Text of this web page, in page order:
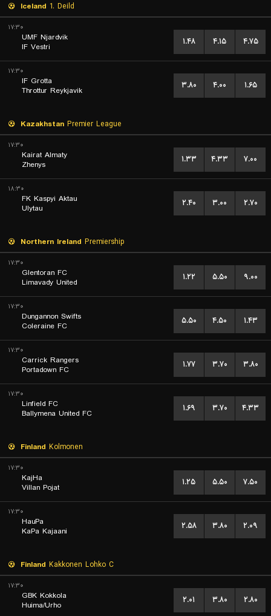
Iceland 1. Deild
۱۷:۳۰
UMF Njardvik
IF Vestri
۱.۴۸ ۴.۱۵ ۴.۷۵
۱۷:۳۰
IF Grotta
Throttur Reykjavik
۳.۸۰ ۴.۰۰ ۱.۶۵
Kazakhstan Premier League
۱۷:۳۰
Kairat Almaty
Zhenys
۱.۳۳ ۴.۳۳ ۷.۰۰
۱۸:۳۰
FK Kaspyi Aktau
Ulytau
۲.۴۰ ۳.۰۰ ۲.۷۰
Northern Ireland Premiership
۱۷:۳۰
Glentoran FC
Limavady United
۱.۲۲ ۵.۵۰ ۹.۰۰
۱۷:۳۰
Dungannon Swifts
Coleraine FC
۵.۵۰ ۴.۵۰ ۱.۴۳
۱۷:۳۰
Carrick Rangers
Portadown FC
۱.۷۷ ۳.۷۰ ۳.۸۰
۱۷:۳۰
Linfield FC
Ballymena United FC
۱.۶۹ ۳.۷۰ ۴.۳۳
Finland Kolmonen
۱۷:۳۰
KajHa
Villan Pojat
۱.۲۵ ۵.۵۰ ۷.۵۰
۱۷:۳۰
HauPa
KaPa Kajaani
۲.۵۸ ۳.۸۰ ۲.۰۹
Finland Kakkonen Lohko C
۱۷:۳۰
GBK Kokkola
Huima/Urho
۲.۰۱ ۳.۸۰ ۲.۸۰